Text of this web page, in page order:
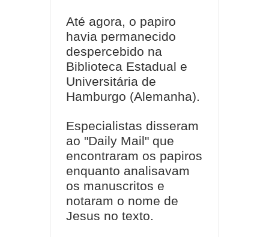
Até agora, o papiro
havia permanecido
despercebido na
Biblioteca Estadual e
Universitária de
Hamburgo (Alemanha).
Especialistas disseram
ao "Daily Mail" que
encontraram os papiros
enquanto analisavam
os manuscritos e
notaram o nome de
Jesus no texto.